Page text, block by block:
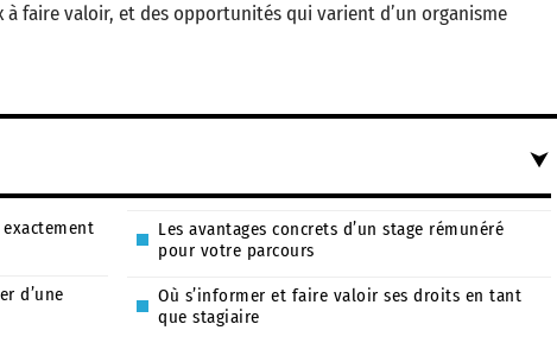
faire valoir, et des opportunités qui varient d’un organisme
d’une
Les avantages concrets d’un stage rémunéré
pour votre parcours
Où s’informer et faire valoir ses droits en tant
que stagiaire